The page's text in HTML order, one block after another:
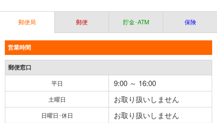
郵便局 郵便 貯金･ATM 保険
営業時間
郵便窓口
平日 9:00 ～ 16:00
土曜日 お取り扱いしません
日曜日･休日 お取り扱いしません